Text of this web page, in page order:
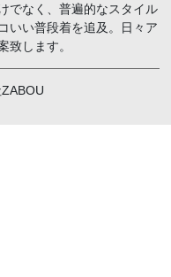
でなく、普遍的なスタイル
いい普段着を追及。日々ア
致します。